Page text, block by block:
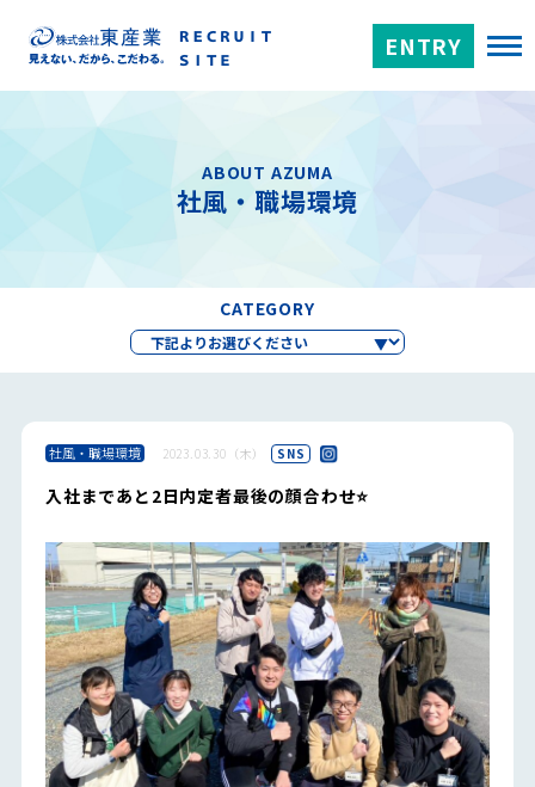
ENTRY
ABOUT AZUMA
社風・職場環境
CATEGORY
社風・職場環境 2023.03.30（木） SNS
入社まであと2日内定者最後の顔合わせ⭐